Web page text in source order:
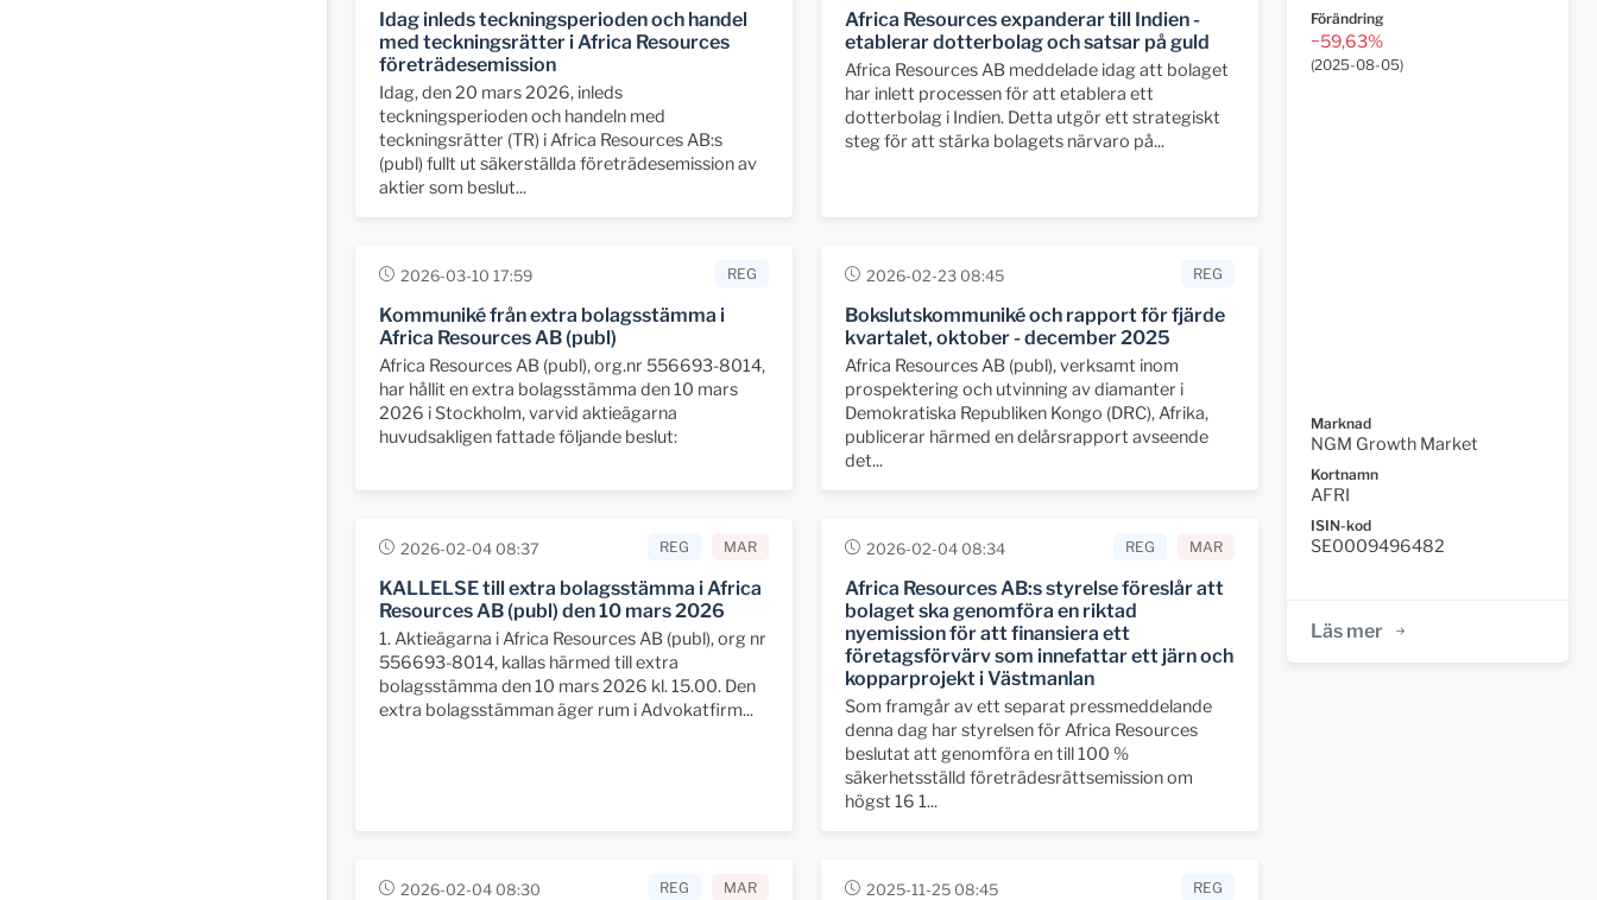
Idag inleds teckningsperioden och handel
med teckningsrätter i Africa Resources
företrädesemission
Idag, den 20 mars 2026, inleds
teckningsperioden och handeln med
teckningsrätter (TR) i Africa Resources AB:s
(publ) fullt ut säkerställda företrädesemission av
aktier som beslut...
Africa Resources expanderar till Indien -
etablerar dotterbolag och satsar på guld
Africa Resources AB meddelade idag att bolaget
har inlett processen för att etablera ett
dotterbolag i Indien. Detta utgör ett strategiskt
steg för att stärka bolagets närvaro på...
2026-03-10 17:59 REG
Kommuniké från extra bolagsstämma i
Africa Resources AB (publ)
Africa Resources AB (publ), org.nr 556693-8014,
har hållit en extra bolagsstämma den 10 mars
2026 i Stockholm, varvid aktieägarna
huvudsakligen fattade följande beslut:
2026-02-23 08:45 REG
Bokslutskommuniké och rapport för fjärde
kvartalet, oktober - december 2025
Africa Resources AB (publ), verksamt inom
prospektering och utvinning av diamanter i
Demokratiska Republiken Kongo (DRC), Afrika,
publicerar härmed en delårsrapport avseende
det...
2026-02-04 08:37 REG MAR
KALLELSE till extra bolagsstämma i Africa
Resources AB (publ) den 10 mars 2026
1. Aktieägarna i Africa Resources AB (publ), org nr
556693-8014, kallas härmed till extra
bolagsstämma den 10 mars 2026 kl. 15.00. Den
extra bolagsstämman äger rum i Advokatfirm...
2026-02-04 08:34 REG MAR
Africa Resources AB:s styrelse föreslår att
bolaget ska genomföra en riktad
nyemission för att finansiera ett
företagsförvärv som innefattar ett järn och
kopparprojekt i Västmanlan
Som framgår av ett separat pressmeddelande
denna dag har styrelsen för Africa Resources
beslutat att genomföra en till 100 %
säkerhetsställd företrädesrättsemission om
högst 16 1...
2026-02-04 08:30 REG MAR 2025-11-25 08:45 REG
Förändring
−59,63%
(2025-08-05)
Marknad
NGM Growth Market
Kortnamn
AFRI
ISIN-kod
SE0009496482
Läs mer